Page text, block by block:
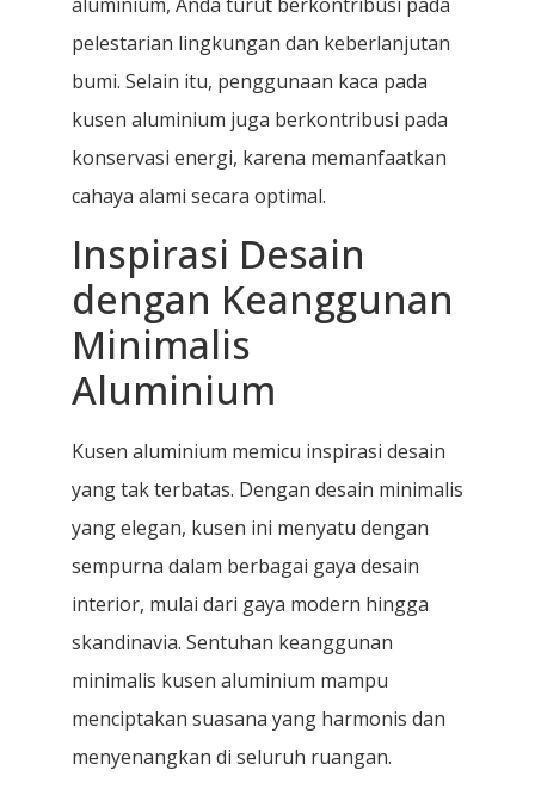
pelestarian lingkungan dan keberlanjutan
bumi. Selain itu, penggunaan kaca pada
kusen aluminium juga berkontribusi pada
konservasi energi, karena memanfaatkan
cahaya alami secara optimal.
Inspirasi Desain
dengan Keanggunan
Minimalis
Aluminium
Kusen aluminium memicu inspirasi desain
yang tak terbatas. Dengan desain minimalis
yang elegan, kusen ini menyatu dengan
sempurna dalam berbagai gaya desain
interior, mulai dari gaya modern hingga
skandinavia. Sentuhan keanggunan
minimalis kusen aluminium mampu
menciptakan suasana yang harmonis dan
menyenangkan di seluruh ruangan.